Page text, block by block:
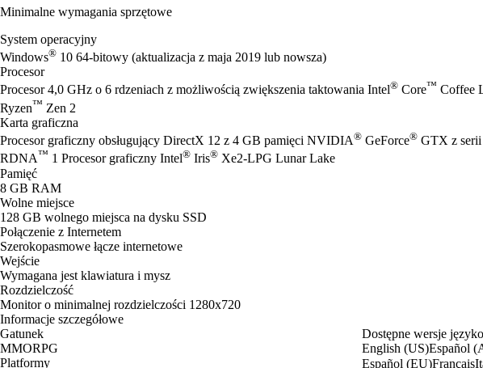
Minimalne wymagania sprzętowe
System operacyjny
Windows® 10 64-bitowy (aktualizacja z maja 2019 lub nowsza)
Procesor
Procesor 4,0 GHz o 6 rdzeniach z możliwością zwiększenia taktowania Intel® Core™ Coffee
Ryzen™ Zen 2
Karta graficzna
Procesor graficzny obsługujący DirectX 12 z 4 GB pamięci NVIDIA® GeForce® GTX z
RDNA™ 1 Procesor graficzny Intel® Iris® Xe2-LPG Lunar Lake
Pamięć
8 GB RAM
Wolne miejsce
128 GB wolnego miejsca na dysku SSD
Połączenie z Internetem
Szerokopasmowe łącze internetowe
Wejście
Wymagana jest klawiatura i mysz
Rozdzielczość
Monitor o minimalnej rozdzielczości 1280x720
Informacje szczegółowe
Gatunek
MMORPG
Platformy
Dostępne wersje
English (US)Español
Español (EU)Français